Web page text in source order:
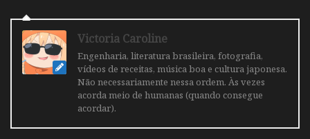
Victoria Caroline
Engenharia, literatura brasileira, fotografia,
vídeos de receitas, música boa e cultura japonesa.
Não necessariamente nessa ordem. Às vezes
acorda meio de humanas (quando consegue
acordar).